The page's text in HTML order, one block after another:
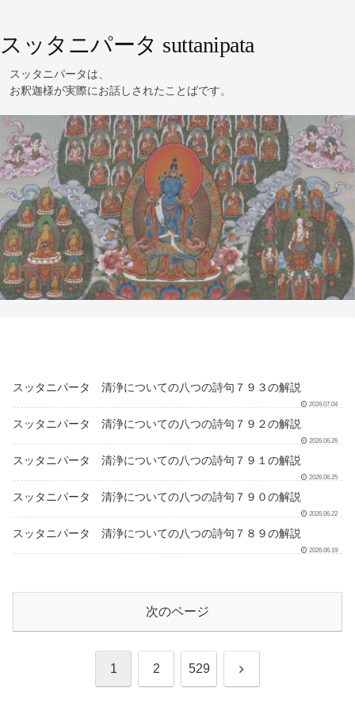
スッタニパータ suttanipata
スッタニパータ 清浄についての八つの詩句７９３の解説
2026.07.04
スッタニパータ 清浄についての八つの詩句７９２の解説
2026.06.26
スッタニパータ 清浄についての八つの詩句７９１の解説
2026.06.25
スッタニパータ 清浄についての八つの詩句７９０の解説
2026.06.22
スッタニパータ 清浄についての八つの詩句７８９の解説
2026.06.19
次のページ
1 2 529 次